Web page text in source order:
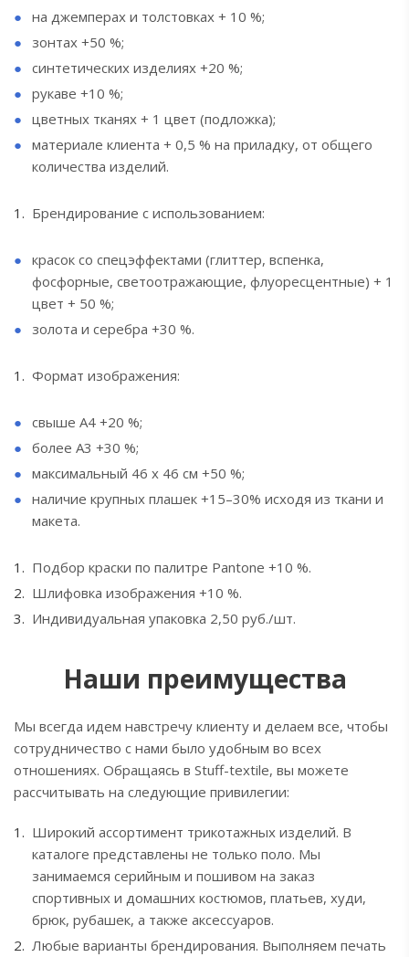
на джемперах и толстовках + 10 %;
зонтах +50 %;
синтетических изделиях +20 %;
рукаве +10 %;
цветных тканях + 1 цвет (подложка);
материале клиента + 0,5 % на приладку, от общего
количества изделий.
Брендирование с использованием:
красок со спецэффектами (глиттер, вспенка,
фосфорные, светоотражающие, флуоресцентные) + 1
цвет + 50 %;
золота и серебра +30 %.
Формат изображения:
свыше А4 +20 %;
более А3 +30 %;
максимальный 46 х 46 см +50 %;
наличие крупных плашек +15–30% исходя из ткани и
макета.
Подбор краски по палитре Pantone +10 %.
Шлифовка изображения +10 %.
Индивидуальная упаковка 2,50 руб./шт.
Наши преимущества
Мы всегда идем навстречу клиенту и делаем все, чтобы
сотрудничество с нами было удобным во всех
отношениях. Обращаясь в Stuff-textile, вы можете
рассчитывать на следующие привилегии:
Широкий ассортимент трикотажных изделий. В
каталоге представлены не только поло. Мы
занимаемся серийным и пошивом на заказ
спортивных и домашних костюмов, платьев, худи,
брюк, рубашек, а также аксессуаров.
Любые варианты брендирования. Выполняем печать